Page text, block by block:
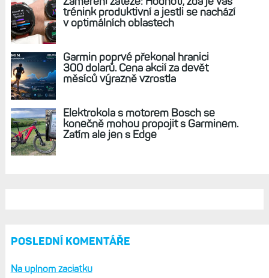
AKTUÁLNĚ NA BLOGU
sporty. Mobil už umí zrcadlit data
cyklistiky, běhu i chůze
jedním slovem parádní, těžko něco
vytknout. Ale ta nositelnost
Elektrokola s motorem Bosch se
konečně mohou propojit s Garminem.